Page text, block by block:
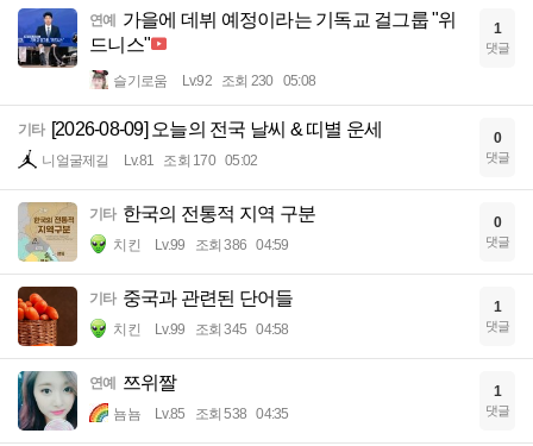
연예
가을에 데뷔 예정이라는 기독교 걸그룹 "위
드니스"
슬기로움 Lv.92 조회 230 05:08
1
댓글
기타 [2026-08-09] 오늘의 전국 날씨 & 띠별 운세
니얼굴제길 Lv.81 조회 170 05:02
0
댓글
기타 한국의 전통적 지역 구분
치킨 Lv.99 조회 386 04:59
0
댓글
기타 중국과 관련된 단어들
치킨 Lv.99 조회 345 04:58
1
댓글
연예 쯔위짤
뇸뇸 Lv.85 조회 538 04:35
1
댓글